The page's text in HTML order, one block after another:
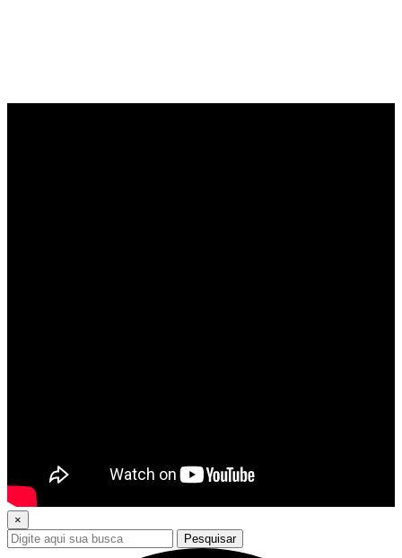
×
Pesquisar